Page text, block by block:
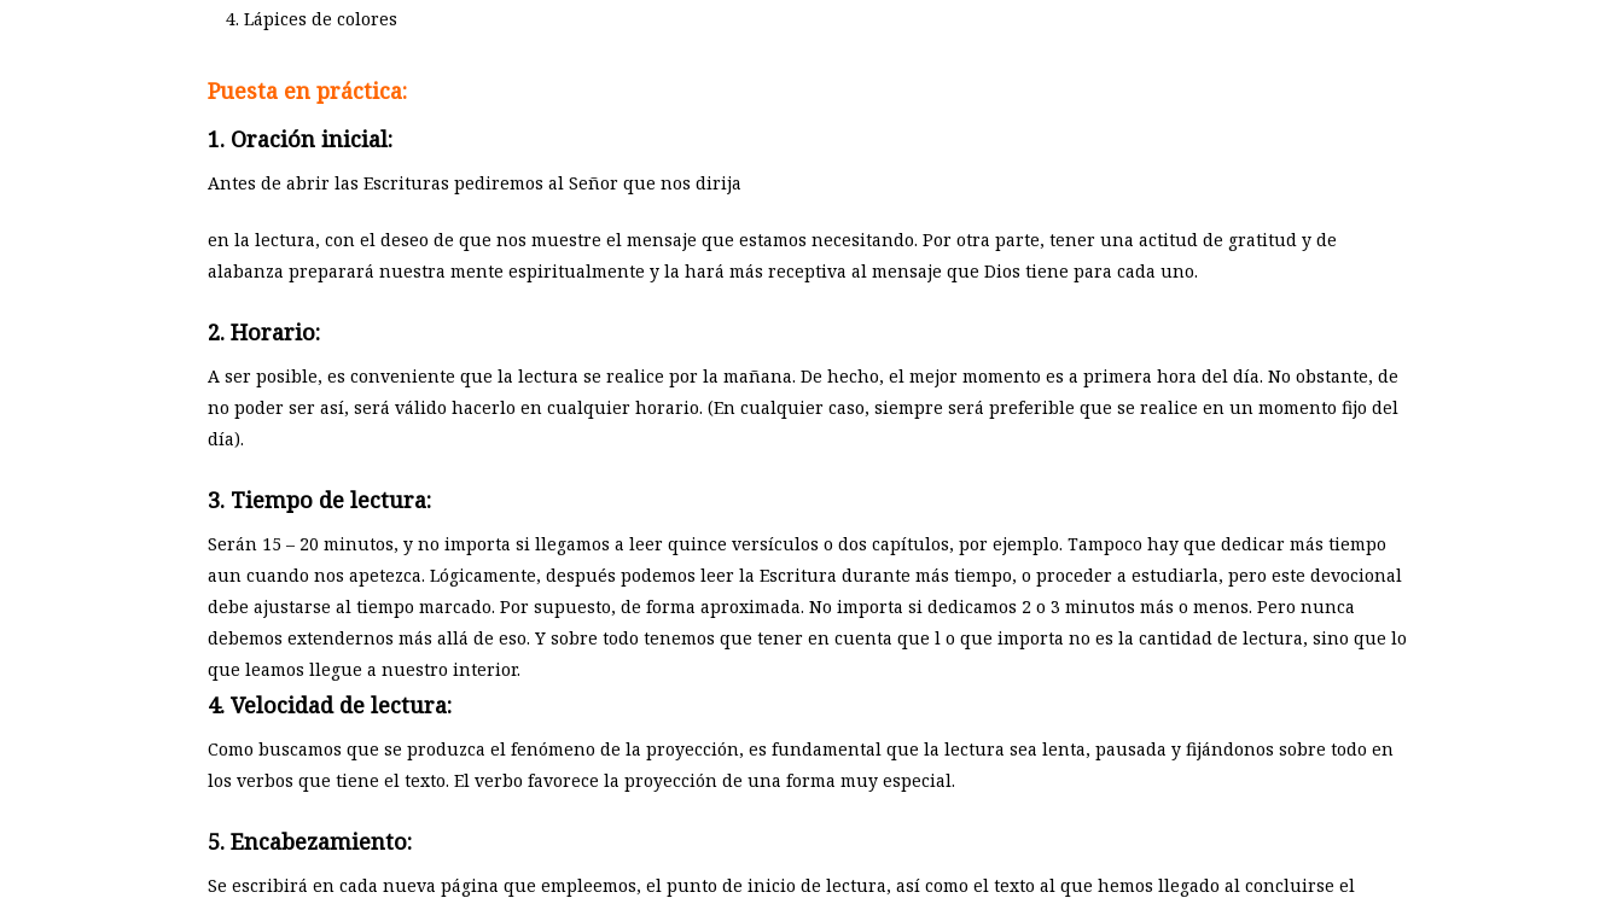
Lápices de colores
Puesta en práctica:
1. Oración inicial:
Antes de abrir las Escrituras pediremos al Señor que nos dirija
en la lectura, con el deseo de que nos muestre el mensaje que estamos necesitando. Por otra parte, tener una actitud de gratitud y de
alabanza preparará nuestra mente espiritualmente y la hará más receptiva al mensaje que Dios tiene para cada uno.
2. Horario:
A ser posible, es conveniente que la lectura se realice por la mañana. De hecho, el mejor momento es a primera hora del día. No obstante, de
no poder ser así, será válido hacerlo en cualquier horario. (En cualquier caso, siempre será preferible que se realice en un momento fijo del
día).
3. Tiempo de lectura:
Serán 15 – 20 minutos, y no importa si llegamos a leer quince versículos o dos capítulos, por ejemplo. Tampoco hay que dedicar más tiempo
aun cuando nos apetezca. Lógicamente, después podemos leer la Escritura durante más tiempo, o proceder a estudiarla, pero este devocional
debe ajustarse al tiempo marcado. Por supuesto, de forma aproximada. No importa si dedicamos 2 o 3 minutos más o menos. Pero nunca
debemos extendernos más allá de eso. Y sobre todo tenemos que tener en cuenta que l o que importa no es la cantidad de lectura, sino que lo
que leamos llegue a nuestro interior.
4. Velocidad de lectura:
Como buscamos que se produzca el fenómeno de la proyección, es fundamental que la lectura sea lenta, pausada y fijándonos sobre todo en
los verbos que tiene el texto. El verbo favorece la proyección de una forma muy especial.
5. Encabezamiento:
Se escribirá en cada nueva página que empleemos, el punto de inicio de lectura, así como el texto al que hemos llegado al concluirse el